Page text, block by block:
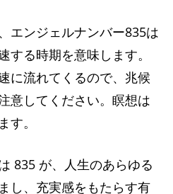
エンジェルナンバー835は
する時期を意味します。
に流れてくるので、兆候
意してください。瞑想は
す。
835 が、人生のあらゆる
し、充実感をもたらす有